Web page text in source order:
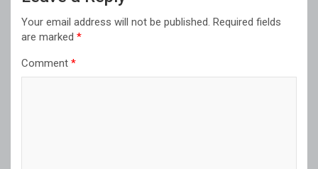
Your email address will not be published. Required fields
are marked *
Comment *